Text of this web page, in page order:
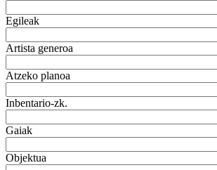
Egileak
Artista generoa
Atzeko planoa
Inbentario-zk.
Gaiak
Objektua